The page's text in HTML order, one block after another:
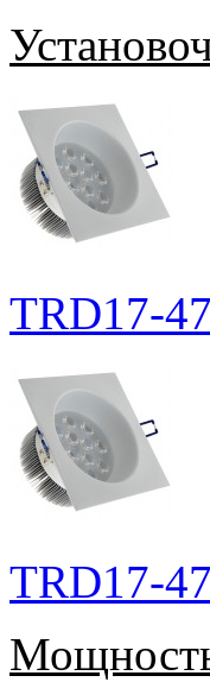
TRD17-47
TRD17-47